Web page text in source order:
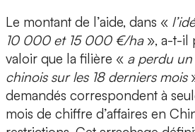
Le montant de l’aide, dans «
10 000 et 15 000 €/ha », a-t-il
valoir que la filière « a perdu
chinois sur les 18 derniers mois
demandés correspondent à
mois de chiffre d’affaires en